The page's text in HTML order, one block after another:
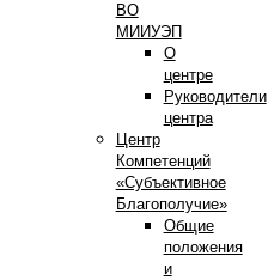
ВО
МИИУЭП
О
центре
Руководители
центра
Центр
Компетенций
«Субъективное
Благополучие»
Общие
положения
и